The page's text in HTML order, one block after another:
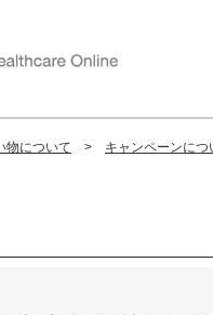
物について キャンペーンにつ